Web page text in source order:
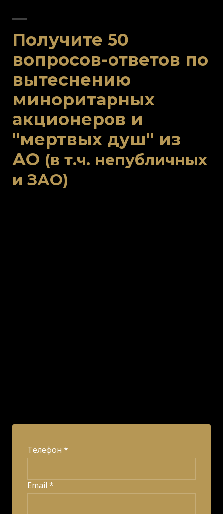
Получите 50
вопросов-ответов по
вытеснению
миноритарных
акционеров и
"мертвых душ" из
АО (в т.ч. непубличных
и ЗАО)
Телефон *
Email *